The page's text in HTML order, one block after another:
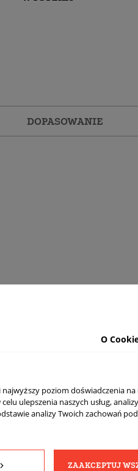
DOPASOWANIE
O
poziom doświadczenia na
ulepszenia naszych usług,
analizy Twoich zachowań
ZAAKCEPTUJ